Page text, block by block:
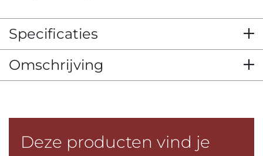
Specificaties
Omschrijving
Deze producten vind je